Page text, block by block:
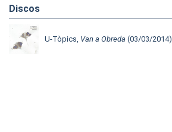
Discos
U-Tòpics, Van a Obreda (03/03/2014)